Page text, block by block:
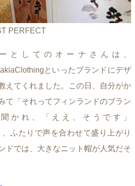
PERFECT
としてのオーナさんは、
といったブランドにデザ
えてくれました。この日、自分がか
て「それってフィンランドのブラン
かれ、「ええ、そうです」
ふたりで声を合わせて盛り上がり
ドでは、大きなニット帽が人気だそ